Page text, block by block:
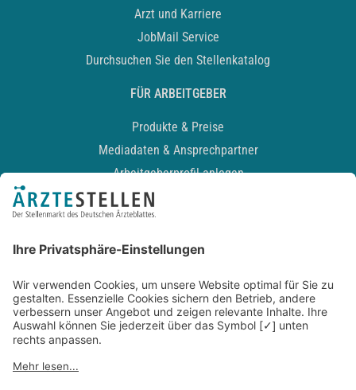
Arzt und Karriere
JobMail Service
Durchsuchen Sie den Stellenkatalog
FÜR ARBEITGEBER
Produkte & Preise
Mediadaten & Ansprechpartner
Arbeitgeberprofil anlegen
Recruiting-Podcast
Kontakt
Datenschutz
Newsletter